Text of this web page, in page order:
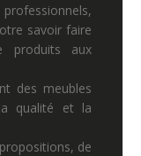
savoir faire
produits aux
des meubles
qualité et la
de